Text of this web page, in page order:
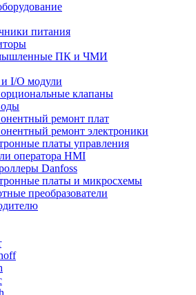
питания
ПК и ЧМИ
I/O модули
клапаны
ремонт плат
ремонт электроники
платы управления
оператора HMI
Danfoss
платы и микросхемы
преобразователи